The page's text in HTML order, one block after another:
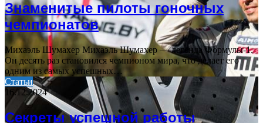
Знаменитые пилоты гоночных
чемпионатов
Михаэль Шумахер Михаэль Шумахер — легенда Формулы-1.
Он десять раз становился чемпионом мира, что делает его
одним из самых успешных…
Статьи
16.12.2024
Секреты успешной работы